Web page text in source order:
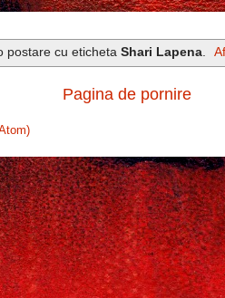
postare cu eticheta Shari Lapena.
Pagina de pornire